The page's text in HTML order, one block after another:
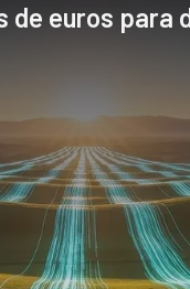
de euros para